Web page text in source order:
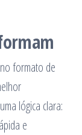
formato de
lógica clara:
e